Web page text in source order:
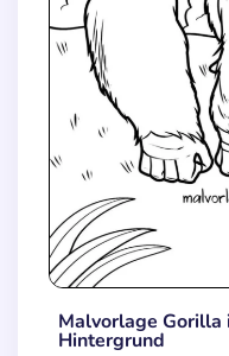
Malvorlage Gorilla
Hintergrund